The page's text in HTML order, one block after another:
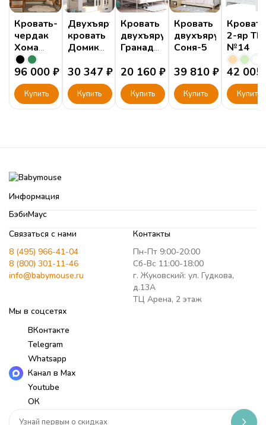
Кровать-
чердак
Хома
Прадо 3
(Prado)
96 000 ₽
Купить
Двухъярусная
кровать
Домик
ДС-17/1
30 347 ₽
Купить
Кровать
двухъярусная
Гранада
20 160 ₽
Купить
Кровать
двухъярусная
Соня-5
39 810 ₽
Купить
Кровать
2-яр ТК
№14
42 005
Купить
Информация
БэбиМаус
Связаться с нами
8 (495) 966-41-04
8 (800) 301-11-46
info@babymouse.ru
Контакты
Пн-Пт 9:00-20:00
Сб-Вс 11:00-18:00
г. Жуковский: ул. Гудкова,
д.13А
ТЦ Арена, 2 этаж
Мы в соцсетях
ВКонтакте
Telegram
Whatsapp
Канал в Max
Youtube
ОК